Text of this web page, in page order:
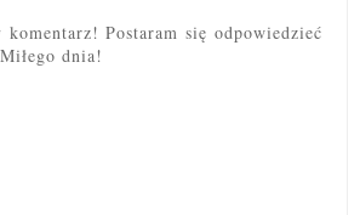
Postaram się odpowiedzieć
dnia!